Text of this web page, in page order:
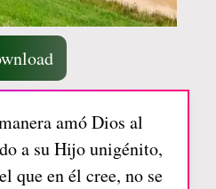
amó Dios al
a su Hijo unigénito,
que en él cree, no se